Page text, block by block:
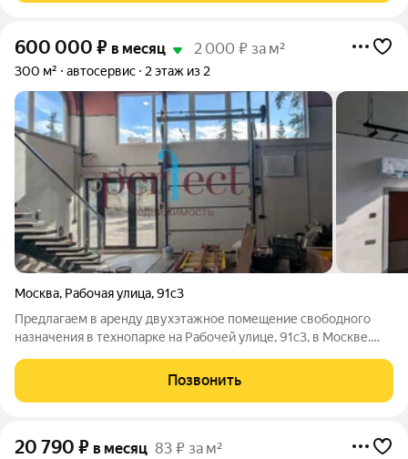
600 000 ₽ в месяц 2 000 ₽ за м²
300 м² автосервис 2 этаж из 2
Москва, Рабочая улица,91с3
Предлагаем в аренду двухэтажное помещение свободного
назначения в технопарке на Рабочей улице, 91с3, в Москве.
обеспечивает простор и возможность для реализации
различных архитектурных решений.
Позвонить
20 790 ₽ в месяц 83 ₽ за м²